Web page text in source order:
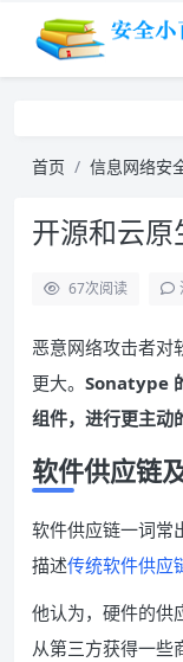
首页 信息网络安
开源和云
67次阅读
恶意网络攻击者对
更大。 Sonatype
组件，进行更主动
软件供应链
软件供应链一词常
描述传统软件供应
他认为，硬件的供
从第三方获得一些